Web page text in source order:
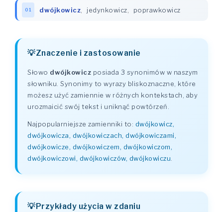
01 dwójkowicz jedynkowicz poprawkowicz
Znaczenie i zastosowanie
Słowo dwójkowicz posiada 3 synonimów w naszym
słowniku. Synonimy to wyrazy bliskoznaczne, które
możesz użyć zamiennie w różnych kontekstach, aby
urozmaicić swój tekst i uniknąć powtórzeń.
Najpopularniejsze zamienniki to: dwójkowicz,
dwójkowicza, dwójkowiczach, dwójkowiczami,
dwójkowicze, dwójkowiczem, dwójkowiczom,
dwójkowiczowi, dwójkowiczów, dwójkowiczu
Przykłady użycia w zdaniu